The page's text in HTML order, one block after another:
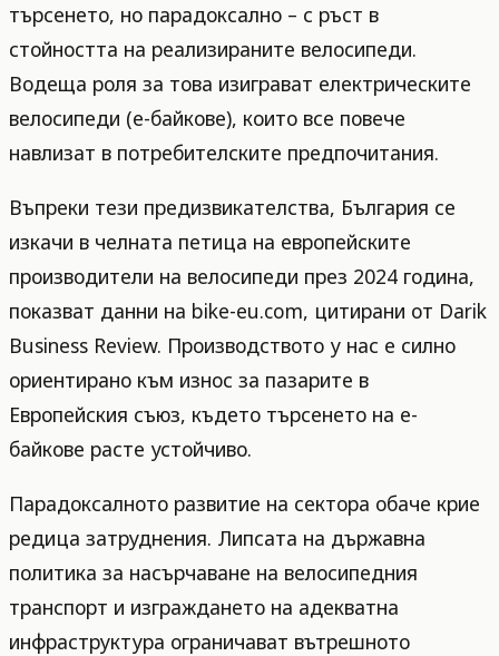
търсенето, но парадоксално – с ръст в
стойността на реализираните велосипеди.
Водеща роля за това изиграват електрическите
велосипеди (е-байкове), които все повече
навлизат в потребителските предпочитания.
Въпреки тези предизвикателства, България се
изкачи в челната петица на европейските
производители на велосипеди през 2024 година,
показват данни на bike-eu.com, цитирани от Darik
Business Review. Производството у нас е силно
ориентирано към износ за пазарите в
Европейския съюз, където търсенето на е-
байкове расте устойчиво.
Парадоксалното развитие на сектора обаче крие
редица затруднения. Липсата на държавна
политика за насърчаване на велосипедния
транспорт и изграждането на адекватна
инфраструктура ограничават вътрешното